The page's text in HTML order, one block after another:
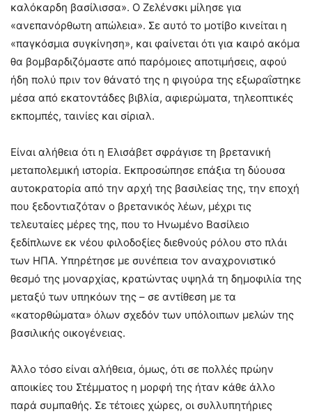
καλόκαρδη βασίλισσα». Ο Ζελένσκι μίλησε για
«ανεπανόρθωτη απώλεια». Σε αυτό το μοτίβο κινείται η
«παγκόσμια συγκίνηση», και φαίνεται ότι για καιρό ακόμα
θα βομβαρδιζόμαστε από παρόμοιες αποτιμήσεις, αφού
ήδη πολύ πριν τον θάνατό της η φιγούρα της εξωραΐστηκε
μέσα από εκατοντάδες βιβλία, αφιερώματα, τηλεοπτικές
εκπομπές, ταινίες και σίριαλ.
Είναι αλήθεια ότι η Ελισάβετ σφράγισε τη βρετανική
μεταπολεμική ιστορία. Εκπροσώπησε επάξια τη δύουσα
αυτοκρατορία από την αρχή της βασιλείας της, την εποχή
που ξεδοντιαζόταν ο βρετανικός λέων, μέχρι τις
τελευταίες μέρες της, που το Ηνωμένο Βασίλειο
ξεδίπλωνε εκ νέου φιλοδοξίες διεθνούς ρόλου στο πλάι
των ΗΠΑ. Υπηρέτησε με συνέπεια τον αναχρονιστικό
θεσμό της μοναρχίας, κρατώντας υψηλά τη δημοφιλία της
μεταξύ των υπηκόων της – σε αντίθεση με τα
«κατορθώματα» όλων σχεδόν των υπόλοιπων μελών της
βασιλικής οικογένειας.
Άλλο τόσο είναι αλήθεια, όμως, ότι σε πολλές πρώην
αποικίες του Στέμματος η μορφή της ήταν κάθε άλλο
παρά συμπαθής. Σε τέτοιες χώρες, οι συλλυπητήριες